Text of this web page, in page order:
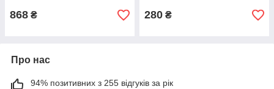
868 ₴ 280 ₴
Про нас
94% позитивних з 255 відгуків за рік